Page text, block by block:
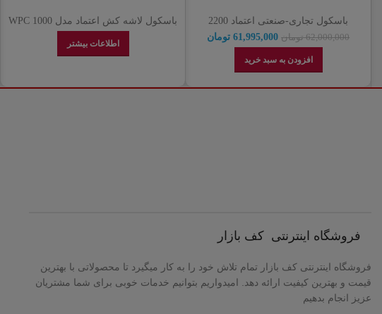
باسکول تجاری-صنعتی اعتماد 2200
کیلوگرمی 125در125 مدل +4L | نمایندگی
رسمی اعتماد
62,000,000 تومان 61,995,000 تومان
افزودن به سبد خرید
باسکول لاشه کش اعتماد مدل WPC 1000
kg
اطلاعات بیشتر
فروشگاه اینترنتی کف بازار
فروشگاه اینترنتی کف بازار تمام تلاش خود را به کار میگیرد تا محصولاتی با بهترین
قیمت و بهترین کیفیت ارائه دهد. امیدواریم بتوانیم خدمات خوبی برای شما مشتریان
عزیز انجام بدهیم